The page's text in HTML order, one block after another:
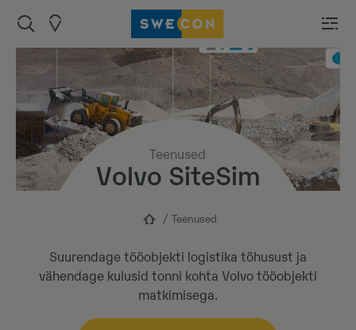
Teenused
Volvo SiteSim
Teenused
Suurendage tööobjekti logistika tõhusust ja
vähendage kulusid tonni kohta Volvo tööobjekti
matkimisega.